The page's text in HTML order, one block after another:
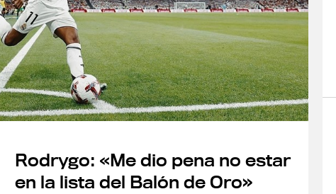
Rodrygo: «Me dio pena no estar
en la lista del Balón de Oro»